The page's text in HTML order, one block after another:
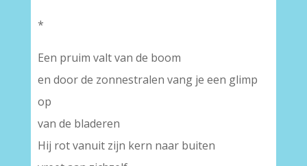
*
Een pruim valt van de boom
en door de zonnestralen vang je een glimp
op
van de bladeren
Hij rot vanuit zijn kern naar buiten